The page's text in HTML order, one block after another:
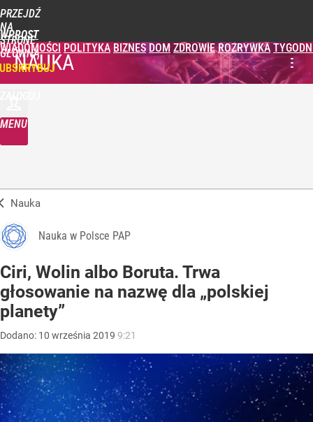
PRZEJDŹ
NA
STRONĘ
GŁÓWNĄ
WPROST
WIADOMOŚCI POLITYKA BIZNES DOM ZDROWIE ROZRYWKA
MENU
NAUKA
Nauka
Nauka w Polsce PAP
Ciri, Wolin albo Boruta. Trwa
głosowanie na nazwę dla „polskiej
planety”
Dodano: 10 września 2019 9:21